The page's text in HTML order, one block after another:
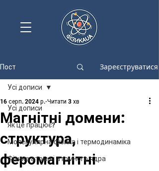
Пост Зареєструватися
Усі дописи
Як це працює?
Молекулярна фізика і термодинаміка
Фізика атома і атомного ядра
Усі дописи
Магнітні домени:
структура,
феромагнітні
16 серп. 2024 р. Читати 3 хв